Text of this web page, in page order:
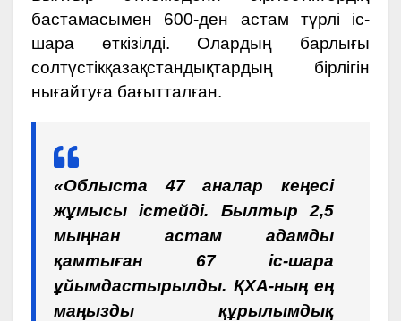
бастамасымен 600-ден астам түрлі іс-
шара өткізілді. Олардың барлығы
солтүстікқазақстандықтардың бірлігін
нығайтуға бағытталған.
«Облыста 47 аналар кеңесі
жұмысы істейді. Былтыр 2,5
мыңнан астам адамды
қамтыған 67 іс-шара
ұйымдастырылды. ҚХА-ның ең
маңызды құрылымдық